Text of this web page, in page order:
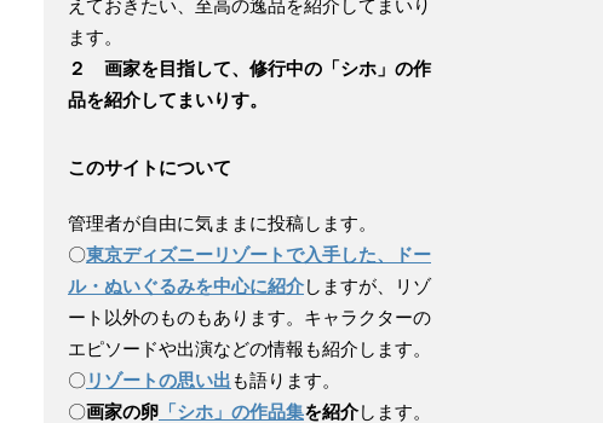
えておきたい、至高の逸品を紹介してまいり
ます。
２ 画家を目指して、修行中の「シホ」の作
品を紹介してまいりす。
このサイトについて
管理者が自由に気ままに投稿します。
〇東京ディズニーリゾートで入手した、ドー
ル・ぬいぐるみを中心に紹介しますが、リゾ
ート以外のものもあります。キャラクターの
エピソードや出演などの情報も紹介します。
〇リゾートの思い出も語ります。
〇画家の卵 「シホ」の作品集を紹介します。